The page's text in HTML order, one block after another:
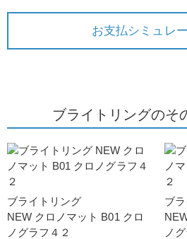
お支払シミュレ
ブライトリングのそ
ブライトリング
NEW クロノマット B01 クロ
ノグラフ４２
ブ
ノ